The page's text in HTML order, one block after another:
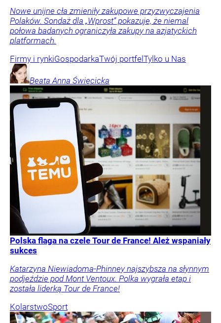
Nowe unijne cła zmieniły zakupowe przyzwyczajenia
Polaków. Sondaż dla „Wprost” pokazuje, że niemal
połowa badanych ograniczyła zakupy na azjatyckich
platformach.
Firmy i rynkiGospodarkaTwój portfelTylko u Nas
Beata Anna Święcicka
Polska flaga na czele Tour de France! Ależ wspaniały
sukces
Katarzyna Niewiadoma-Phinney najszybsza na słynnym
podjeździe pod Mont Ventoux. Polka wygrała etap i
została liderką Tour de France!
KolarstwoSport